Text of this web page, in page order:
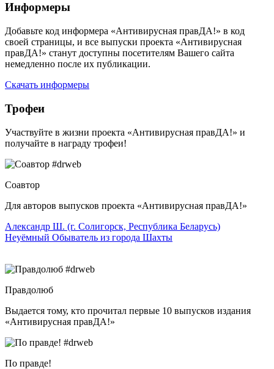
Информеры
Добавьте код информера «Антивирусная правДА!» в код
своей страницы, и все выпуски проекта «Антивирусная
правДА!» станут доступны посетителям Вашего сайта
немедленно после их публикации.
Скачать информеры
Трофеи
Участвуйте в жизни проекта «Антивирусная правДА!» и
получайте в награду трофеи!
Соавтор
Для авторов выпусков проекта «Антивирусная правДА!»
Александр Ш. (г. Солигорск, Республика Беларусь)
Неуёмный Обыватель из города Шахты
Правдолюб
Выдается тому, кто прочитал первые 10 выпусков издания
«Антивирусная правДА!»
По правде!